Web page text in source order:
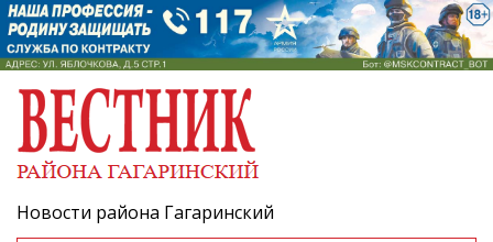
Новости района Гагаринский